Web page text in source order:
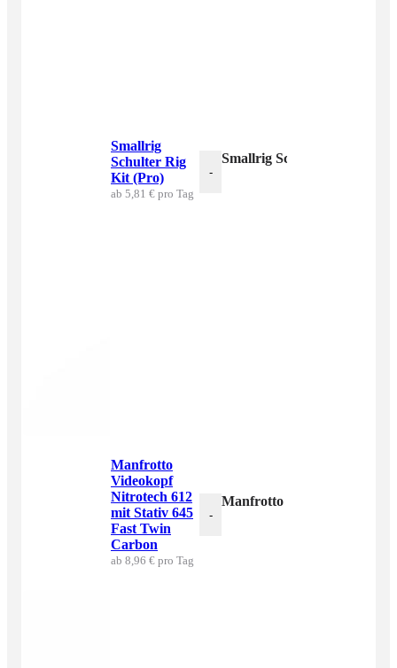
Smallrig
Schulter Rig
Kit (Pro)
ab 5,81 € pro Tag
-
Smallrig Schulter Rig Kit
Manfrotto
Videokopf
Nitrotech 612
mit Stativ 645
Fast Twin
Carbon
ab 8,96 € pro Tag
-
Manfrotto Videokopf